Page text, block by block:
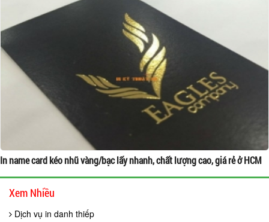
In name card kéo nhũ vàng/bạc lấy nhanh, chất lượng cao, giá rẻ ở HCM
Xem Nhiều
Dịch vụ in danh thiếp